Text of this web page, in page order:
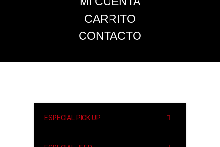
CARRITO
CONTACTO
ESPECIAL PICK UP